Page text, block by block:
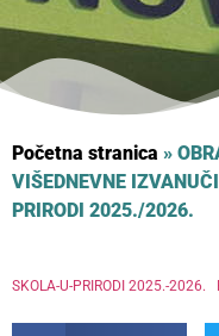
Početna stranica »
VIŠEDNEVNE
PRIRODI 2025./2026.
SKOLA-U-PRIRODI 2025.-2026.